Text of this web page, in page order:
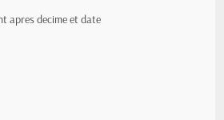
apres decime et date